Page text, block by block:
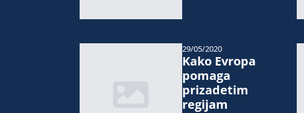
Kako Evropa
pomaga
prizadetim
regijam
29/05/2020